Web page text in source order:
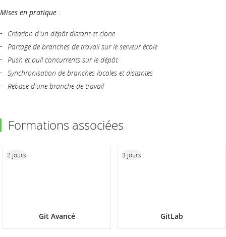
Mises en pratique :
Création d'un dépôt distant et clone
Partage de branches de travail sur le serveur école
Push et pull concurrents sur le dépôt
Synchronisation de branches locales et distantes
Rebase d'une branche de travail
Formations associées
Git Avancé
2 jours
GitLab
3 jours